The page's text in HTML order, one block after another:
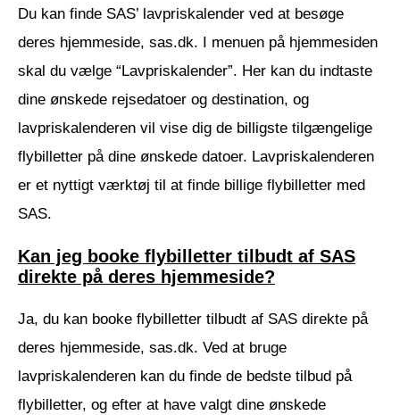
Du kan finde SAS’ lavpriskalender ved at besøge
deres hjemmeside, sas.dk. I menuen på hjemmesiden
skal du vælge “Lavpriskalender”. Her kan du indtaste
dine ønskede rejsedatoer og destination, og
lavpriskalenderen vil vise dig de billigste tilgængelige
flybilletter på dine ønskede datoer. Lavpriskalenderen
er et nyttigt værktøj til at finde billige flybilletter med
SAS.
Kan jeg booke flybilletter tilbudt af SAS
direkte på deres hjemmeside?
Ja, du kan booke flybilletter tilbudt af SAS direkte på
deres hjemmeside, sas.dk. Ved at bruge
lavpriskalenderen kan du finde de bedste tilbud på
flybilletter, og efter at have valgt dine ønskede